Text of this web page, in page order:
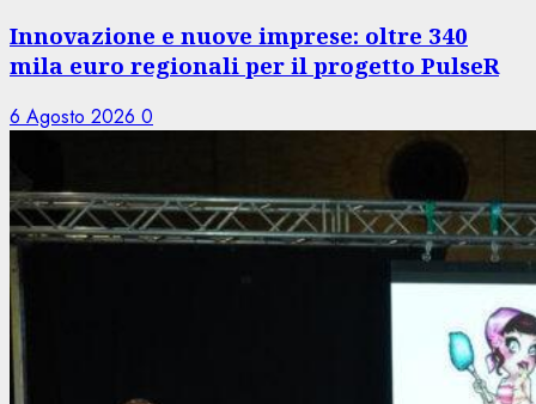
Innovazione e nuove imprese: oltre 340
mila euro regionali per il progetto PulseR
6 Agosto 2026 0